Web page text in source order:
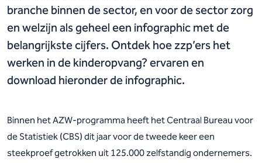
branche binnen de sector, en voor de sector zorg
en welzijn als geheel een infographic met de
belangrijkste cijfers. Ontdek hoe zzp’ers het
werken in de kinderopvang? ervaren en
download hieronder de infographic.
Binnen het AZW-programma heeft het Centraal Bureau voor
de Statistiek (CBS) dit jaar voor de tweede keer een
steekproef getrokken uit 125.000 zelfstandig ondernemers.